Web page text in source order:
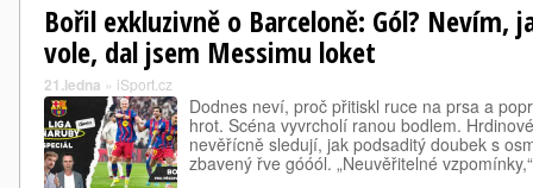
Bořil exkluzivně o Barceloně: Gól? Nevím,
vole, dal jsem Messimu loket
21.ledna » iSport.cz
Dodnes neví, proč přitiskl ruce na prsa a
hrot. Scéna vyvrcholí ranou bodlem.
nevěřícně sledují, jak podsaditý doubek s
zbavený řve góóól. „Neuvěřitelné